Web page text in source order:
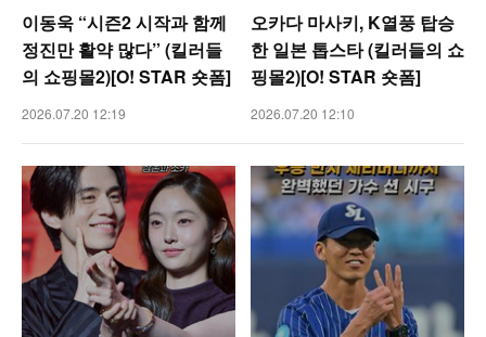
이동욱 “시즌2 시작과 함께
정진만 활약 많다” (킬러들
의 쇼핑몰2)[O! STAR 숏폼]
2026.07.20 12:19
오카다 마사키, K열풍 탑승
한 일본 톱스타 (킬러들의 쇼
핑몰2)[O! STAR 숏폼]
2026.07.20 12:10